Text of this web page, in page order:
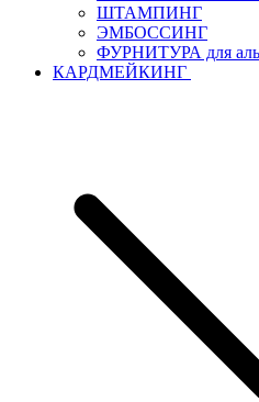
ШТАМПИНГ
ЭМБОССИНГ
ФУРНИТУРА для
КАРДМЕЙКИНГ